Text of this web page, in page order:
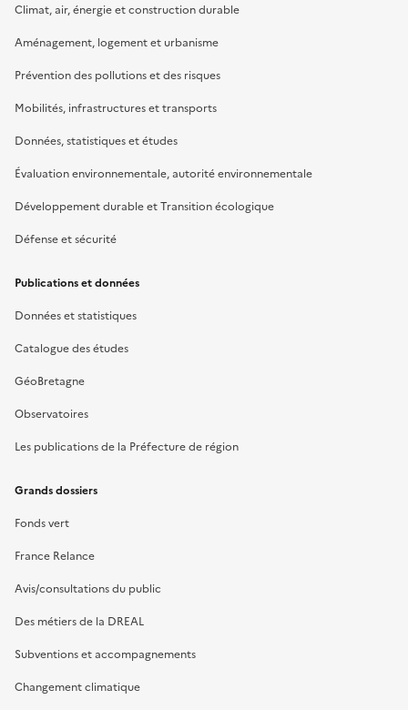
Climat, air, énergie et construction durable
Aménagement, logement et urbanisme
Prévention des pollutions et des risques
Mobilités, infrastructures et transports
Données, statistiques et études
Évaluation environnementale, autorité environnementale
Développement durable et Transition écologique
Défense et sécurité
Publications et données
Données et statistiques
Catalogue des études
GéoBretagne
Observatoires
Les publications de la Préfecture de région
Grands dossiers
Fonds vert
France Relance
Avis/consultations du public
Des métiers de la DREAL
Subventions et accompagnements
Changement climatique